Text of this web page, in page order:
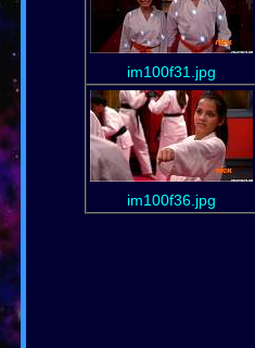
im100f31.jpg
im100f36.jpg